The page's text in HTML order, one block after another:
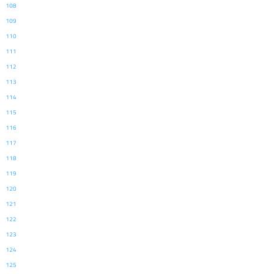
108
109
110
111
112
113
114
115
116
117
118
119
120
121
122
123
124
125